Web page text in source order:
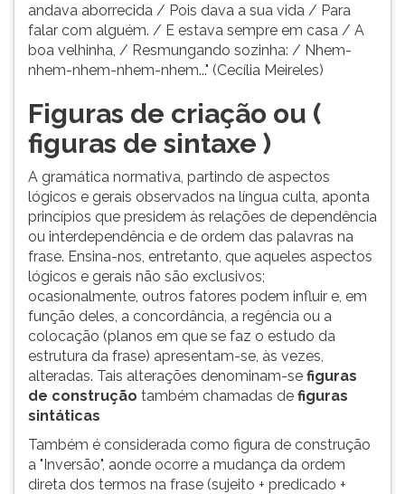
andava aborrecida / Pois dava a sua vida / Para
falar com alguém. / E estava sempre em casa / A
boa velhinha, / Resmungando sozinha: / Nhem-
nhem-nhem-nhem-nhem..." (Cecília Meireles)
Figuras de criação ou (
figuras de sintaxe )
A gramática normativa, partindo de aspectos
lógicos e gerais observados na língua culta, aponta
princípios que presidem às relações de dependência
ou interdependência e de ordem das palavras na
frase. Ensina-nos, entretanto, que aqueles aspectos
lógicos e gerais não são exclusivos;
ocasionalmente, outros fatores podem influir e, em
função deles, a concordância, a regência ou a
colocação (planos em que se faz o estudo da
estrutura da frase) apresentam-se, às vezes,
alteradas. Tais alterações denominam-se figuras
de construção também chamadas de figuras
sintáticas
Também é considerada como figura de construção
a "Inversão", aonde ocorre a mudança da ordem
direta dos termos na frase (sujeito + predicado +